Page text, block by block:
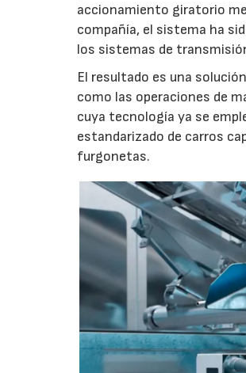
accionamiento giratorio
compañía, el sistema ha
los sistemas de
El resultado es una
como las operaciones de
cuya tecnología ya se
estandarizado de carros
furgonetas.